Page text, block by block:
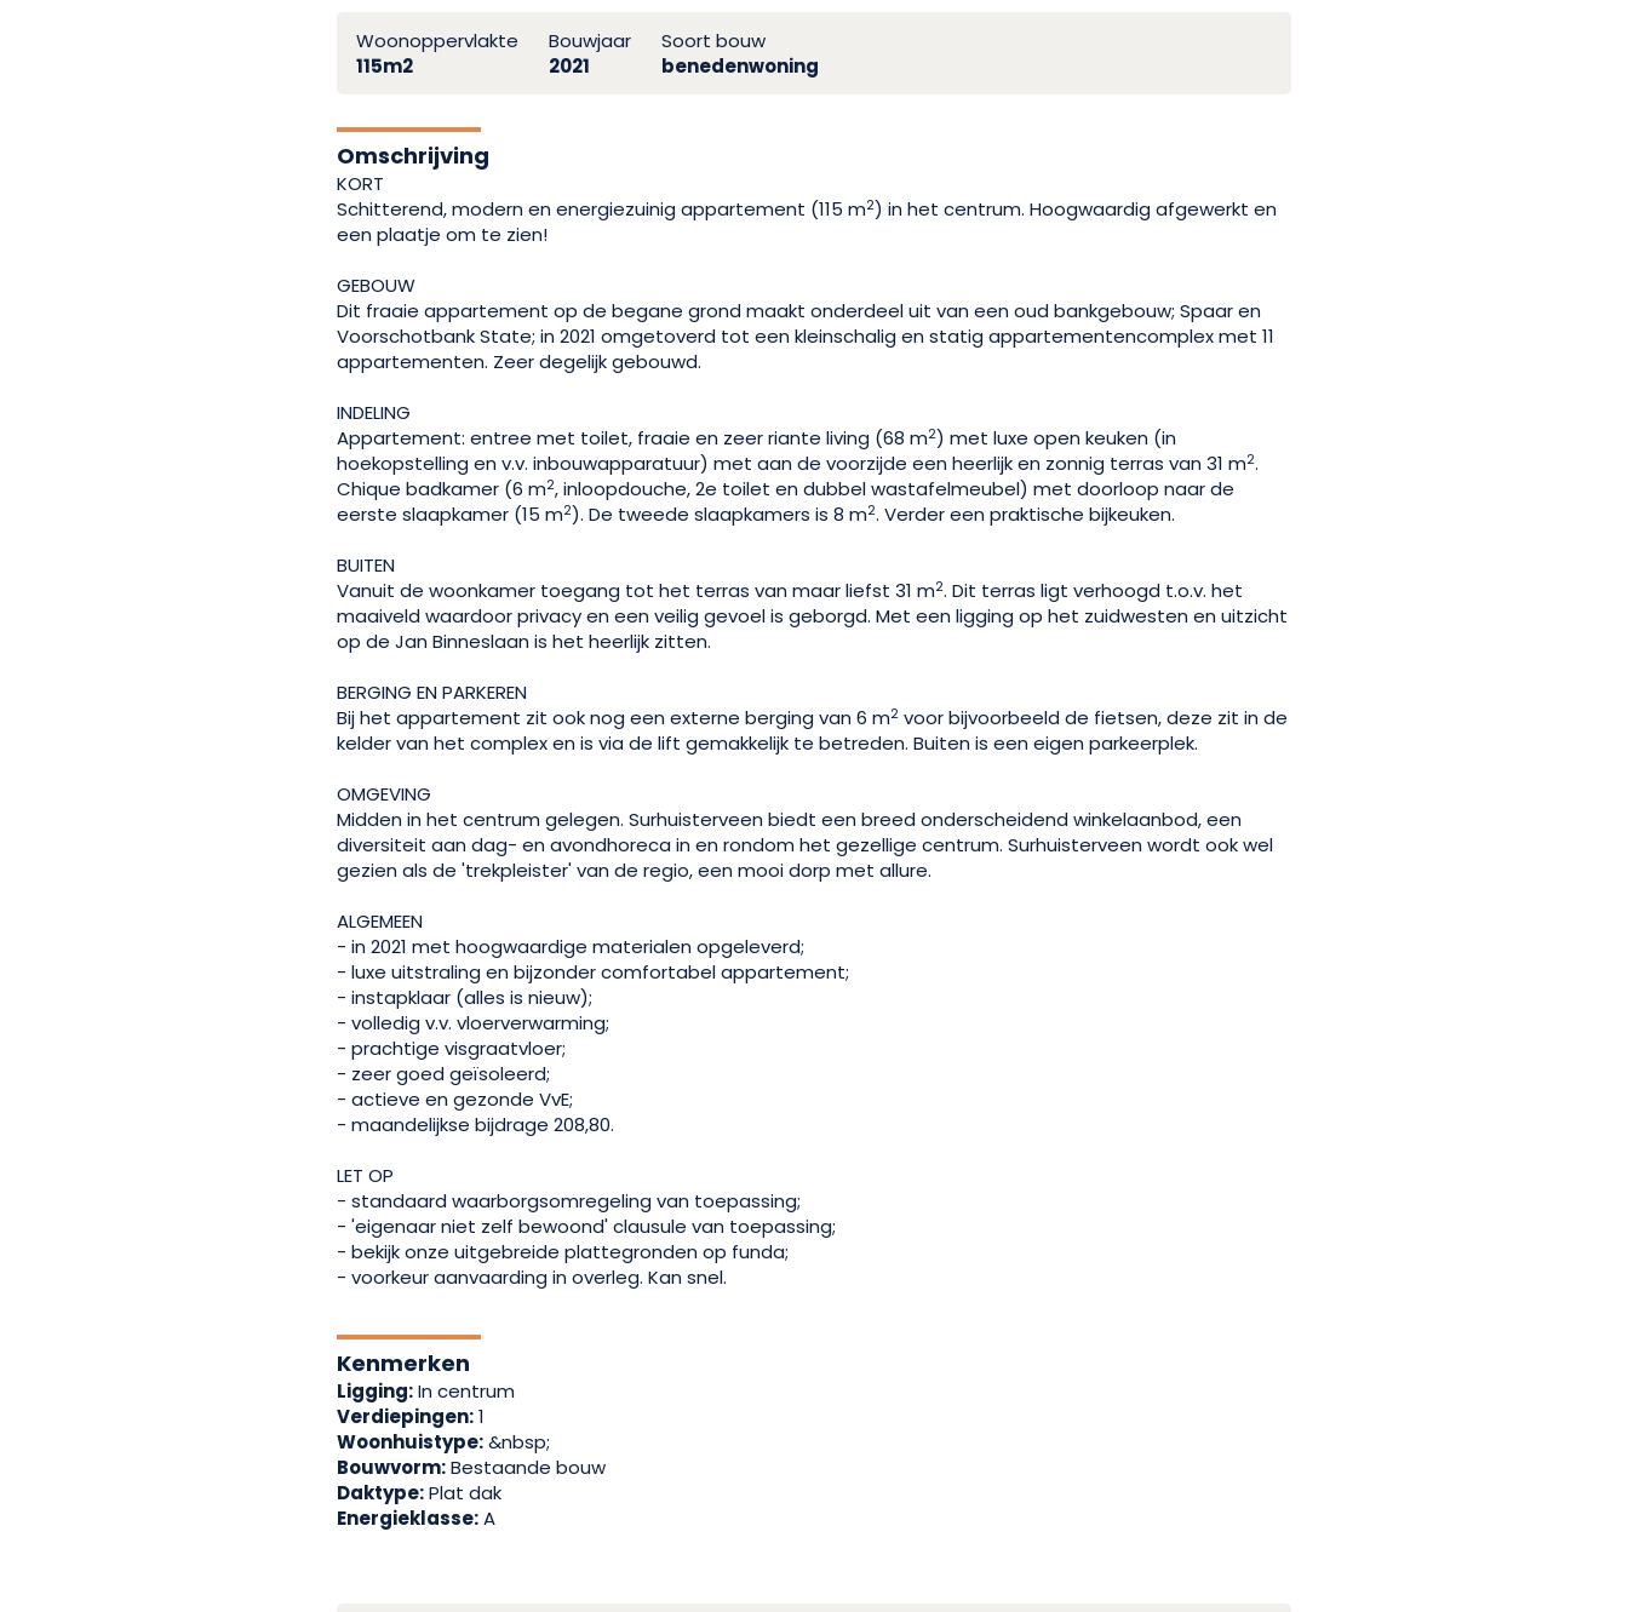
Woonoppervlakte
115m2
Bouwjaar
2021
Soort bouw
benedenwoning
Omschrijving
KORT
Schitterend, modern en energiezuinig appartement (115 m2) in het centrum. Hoogwaardig afgewerkt en
een plaatje om te zien!
GEBOUW
Dit fraaie appartement op de begane grond maakt onderdeel uit van een oud bankgebouw; Spaar en
Voorschotbank State; in 2021 omgetoverd tot een kleinschalig en statig appartementencomplex met 11
appartementen. Zeer degelijk gebouwd.
INDELING
Appartement: entree met toilet, fraaie en zeer riante living (68 m2) met luxe open keuken (in
hoekopstelling en v.v. inbouwapparatuur) met aan de voorzijde een heerlijk en zonnig terras van 31 m2.
Chique badkamer (6 m2, inloopdouche, 2e toilet en dubbel wastafelmeubel) met doorloop naar de
eerste slaapkamer (15 m2). De tweede slaapkamers is 8 m2. Verder een praktische bijkeuken.
BUITEN
Vanuit de woonkamer toegang tot het terras van maar liefst 31 m2. Dit terras ligt verhoogd t.o.v. het
maaiveld waardoor privacy en een veilig gevoel is geborgd. Met een ligging op het zuidwesten en uitzicht
op de Jan Binneslaan is het heerlijk zitten.
BERGING EN PARKEREN
Bij het appartement zit ook nog een externe berging van 6 m2 voor bijvoorbeeld de fietsen, deze zit in de
kelder van het complex en is via de lift gemakkelijk te betreden. Buiten is een eigen parkeerplek.
OMGEVING
Midden in het centrum gelegen. Surhuisterveen biedt een breed onderscheidend winkelaanbod, een
diversiteit aan dag- en avondhoreca in en rondom het gezellige centrum. Surhuisterveen wordt ook wel
gezien als de 'trekpleister' van de regio, een mooi dorp met allure.
ALGEMEEN
- in 2021 met hoogwaardige materialen opgeleverd;
- luxe uitstraling en bijzonder comfortabel appartement;
- instapklaar (alles is nieuw);
- volledig v.v. vloerverwarming;
- prachtige visgraatvloer;
- zeer goed geïsoleerd;
- actieve en gezonde VvE;
- maandelijkse bijdrage 208,80.
LET OP
- standaard waarborgsomregeling van toepassing;
- 'eigenaar niet zelf bewoond' clausule van toepassing;
- bekijk onze uitgebreide plattegronden op funda;
- voorkeur aanvaarding in overleg. Kan snel.
Kenmerken
Ligging:In centrum
Verdiepingen:1
Woonhuistype:&nbsp;
Bouwvorm:Bestaande bouw
Daktype:Plat dak
Energieklasse:A